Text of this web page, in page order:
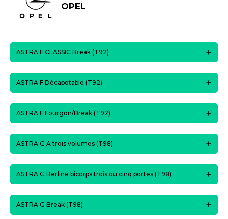
OPEL
ASTRA F CLASSIC Break (T92)
ASTRA F Décapotable (T92)
ASTRA F Fourgon/Break (T92)
ASTRA G A trois volumes (T98)
ASTRA G Berline bicorps trois ou cinq portes (T98)
ASTRA G Break (T98)